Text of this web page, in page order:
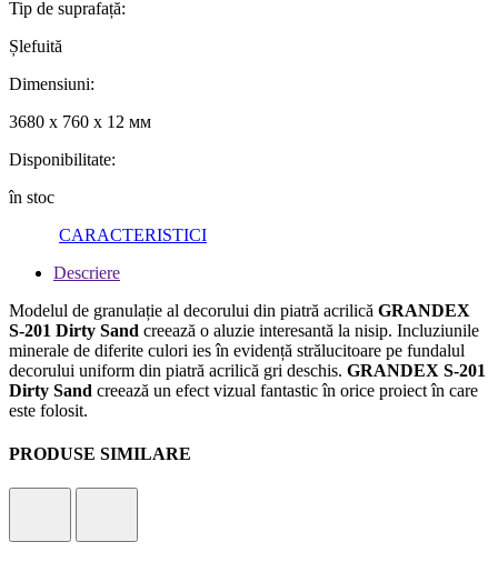
Tip de suprafață:
Șlefuită
Dimensiuni:
3680 x 760 x 12 мм
Disponibilitate:
în stoc
CARACTERISTICI
Descriere
Modelul de granulație al decorului din piatră acrilică GRANDEX
S-201 Dirty Sand creează o aluzie interesantă la nisip. Incluziunile
minerale de diferite culori ies în evidență strălucitoare pe fundalul
decorului uniform din piatră acrilică gri deschis. GRANDEX S-201
Dirty Sand creează un efect vizual fantastic în orice proiect în care
este folosit.
PRODUSE SIMILARE